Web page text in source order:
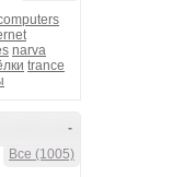
narva
trance
-
Все (1005)